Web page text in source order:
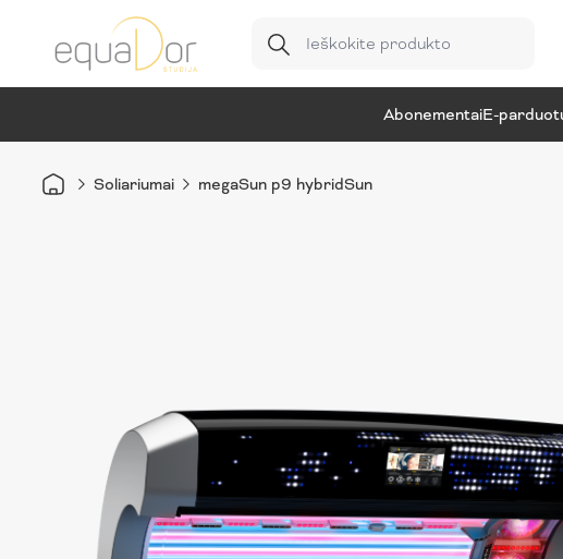
AbonementaiE-
Soliariumai megaSun p9 hybridSun